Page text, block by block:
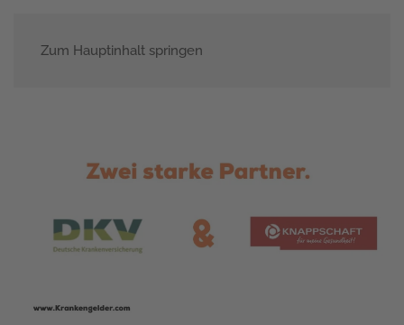
Zum Hauptinhalt springen